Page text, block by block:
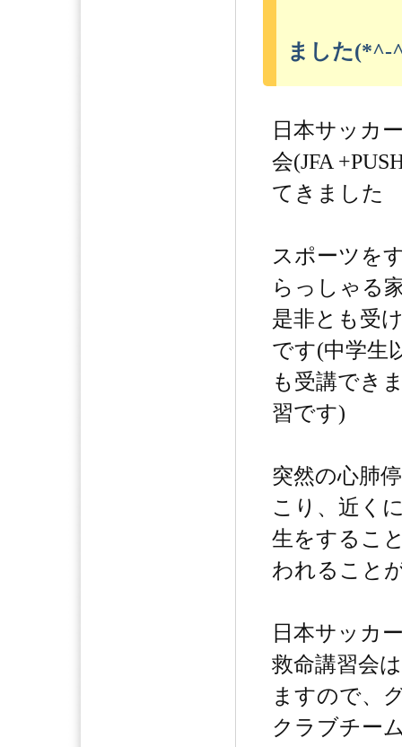
ました(*^-
日本サッカ
会(JFA
てきました
スポーツを
らっしゃる
是非とも受
です(中学生
も受講でき
習です)
突然の心肺
こり、近く
生をするこ
われること
日本サッカ
救命講習会
ますので、
クラブチー